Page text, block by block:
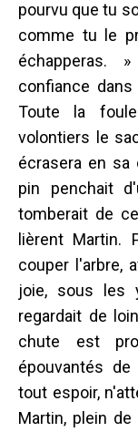
pourvu que tu
comme tu le
échapperas.
confiance
Toute la
volontiers le
écrasera en sa
pin penchait
tomberait de
lièrent Martin.
couper l'arbre,
joie, sous les
regardait de
chute est
épouvantés
tout espoir,
Martin, plein